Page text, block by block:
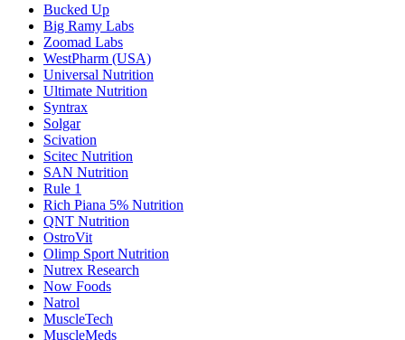
Bucked Up
Big Ramy Labs
Zoomad Labs
WestPharm (USA)
Universal Nutrition
Ultimate Nutrition
Syntrax
Solgar
Scivation
Scitec Nutrition
SAN Nutrition
Rule 1
Rich Piana 5% Nutrition
QNT Nutrition
OstroVit
Olimp Sport Nutrition
Nutrex Research
Now Foods
Natrol
MuscleTech
MuscleMeds